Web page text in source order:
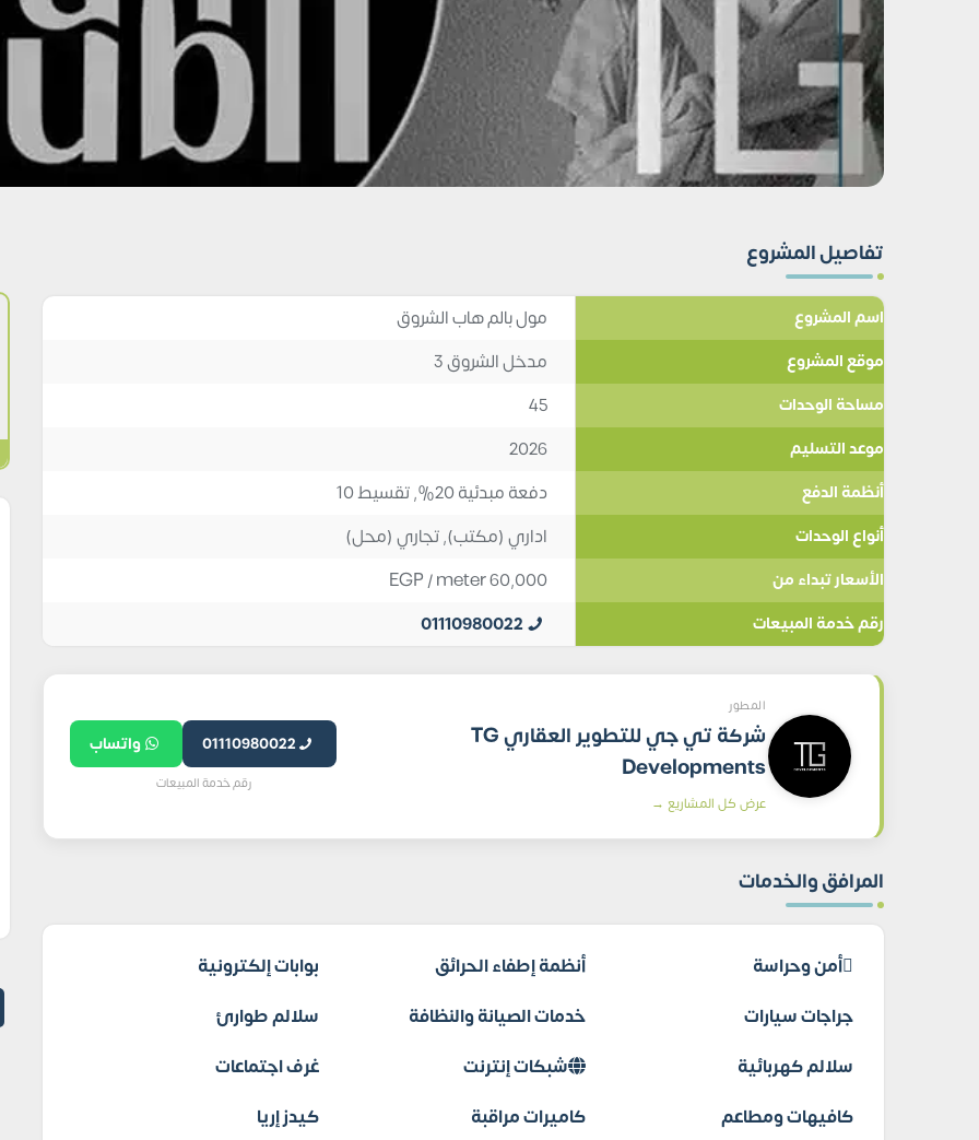
تفاصيل المشروع
اسم المشروع مول بالم هاب الشروق
موقع المشروع مدخل الشروق 3
مساحة الوحدات 45
موعد التسليم 2026
أنظمة الدفع دفعة مبدئية 20%, تقسيط 10
أنواع الوحدات اداري (مكتب),تجاري (محل)
الأسعار تبداء من 60,000
EGP/ meter
رقم خدمة المبيعات 01110980022
المطور
شركة تي جي للتطوير العقاري TG
Developments
عرض كل المشاريع →
01110980022 واتساب
رقم خدمة المبيعات
المرافق والخدمات
أمن وحراسة أنظمة إطفاء الحرائق
بوابات إلكترونية
جراجات سيارات
خدمات الصيانة والنظافة
سلالم طوارئ
سلالم كهربائية
شبكات إنترنت
غرف اجتماعات
كافيهات ومطاعم
كاميرات مراقبة
كيدز إريا